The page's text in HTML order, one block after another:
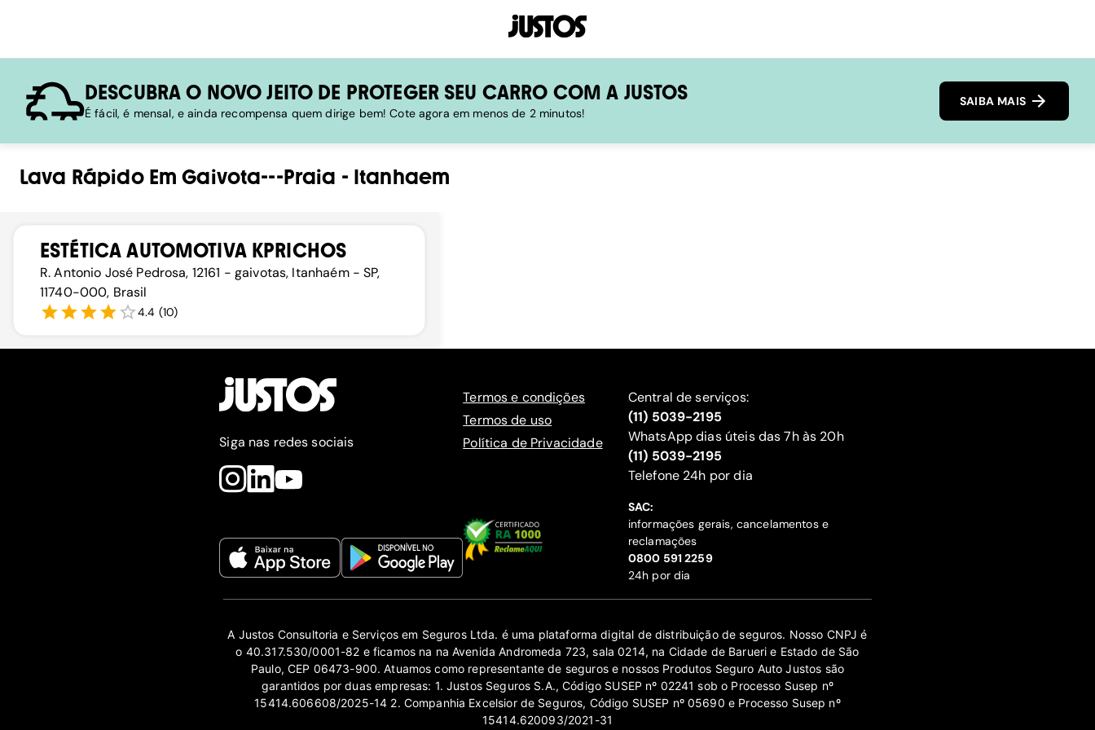
DESCUBRA O NOVO JEITO DE PROTEGER SEU CARRO COM A JUSTOS
É fácil, é mensal, e ainda recompensa quem dirige bem! Cote agora em menos de 2 minutos!
SAIBA MAIS
Lava RápidoEmGaivota---Praia - Itanhaem
ESTÉTICA AUTOMOTIVA KPRICHOS
R. Antonio José Pedrosa, 12161 - gaivotas, Itanhaém - SP,
11740-000, Brasil
4.4 (10)
Siga nas redes sociais
Termos e condições
Termos de uso
Política de Privacidade
Central de serviços:
(11) 5039-2195
WhatsApp dias úteis das 7h às 20h
(11) 5039-2195
‍Telefone 24h por dia
SAC:
informações gerais, cancelamentos e
reclamações
‍0800 591 2259
24h por dia
A Justos Consultoria e Serviços em Seguros Ltda. é uma plataforma digital de distribuição de seguros. Nosso CNPJ é
o 40.317.530/0001-82 e ficamos na na Avenida Andromeda 723, sala 0214, na Cidade de Barueri e Estado de São
Paulo, CEP 06473-900. Atuamos como representante de seguros e nossos Produtos Seguro Auto Justos são
garantidos por duas empresas: 1. Justos Seguros S.A., Código SUSEP nº 02241 sob o Processo Susep nº
15414.606608/2025-14 2. Companhia Excelsior de Seguros, Código SUSEP nº 05690 e Processo Susep nº
15414.620093/2021-31